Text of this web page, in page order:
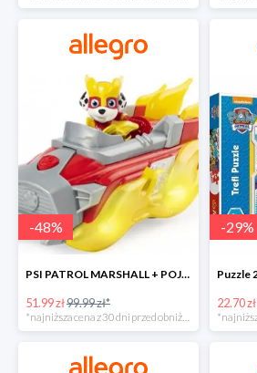
-48%
PSI PATROL MARSHALL + POJAZD WÓZ STRAŻACKI DŹWIĘK -48%
51.99 zł99.99 zł*
*najniższa cena z 30 dni przed obniżką
-29%
22.70 zł